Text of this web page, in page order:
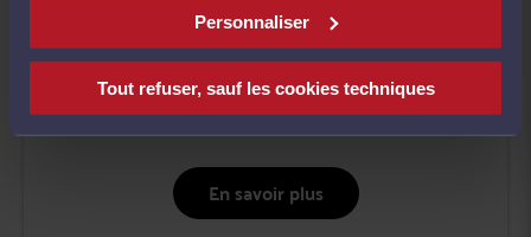
Personnaliser
Tout refuser, sauf les cookies techniques
Téléchargez le sceau officiel de l'acte d'avocat
indispensable pour faire réaliser vos tampons
En savoir plus